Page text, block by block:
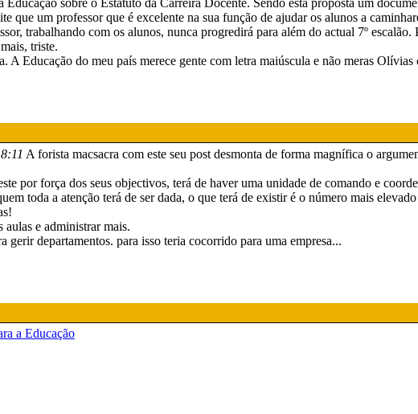
sobre o Estatuto da Carreira Docente. Sendo esta proposta um
que um professor que é excelente na sua função de ajudar os alunos a
trabalhando com os alunos, nunca progredirá para além do actual 7º
triste.
A Educação do meu país merece gente com letra maiúscula e não meras
A forista macsacra com este seu post desmonta de forma magnífica o
por força dos seus objectivos, terá de haver uma unidade de comando e
toda a atenção terá de ser dada, o que terá de existir é o número mais
e administrar mais.
gerir departamentos. para isso teria cocorrido para uma empresa...
a Educação